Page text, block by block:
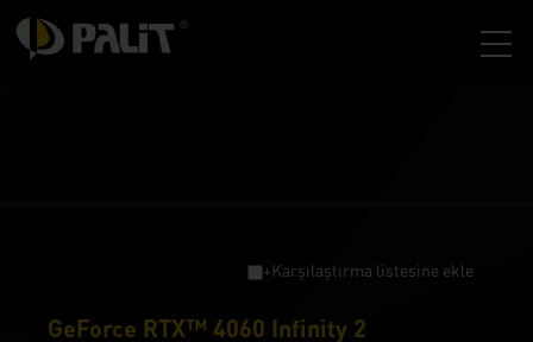
+Karşılaştırma listesine ekle
GeForce RTX™ 4060 Infinity 2